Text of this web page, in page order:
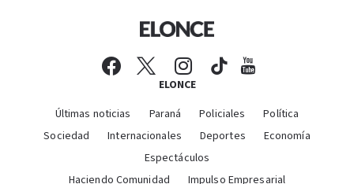
ELONCE
Últimas noticias Paraná Policiales
Política
Sociedad
Internacionales Deportes
Economía
Espectáculos
Haciendo Comunidad
Impulso Empresarial